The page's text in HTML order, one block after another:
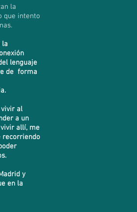
la
que intento
la
lenguaje
de forma
vivir al
a un
allí, me
recorriendo
y
en la